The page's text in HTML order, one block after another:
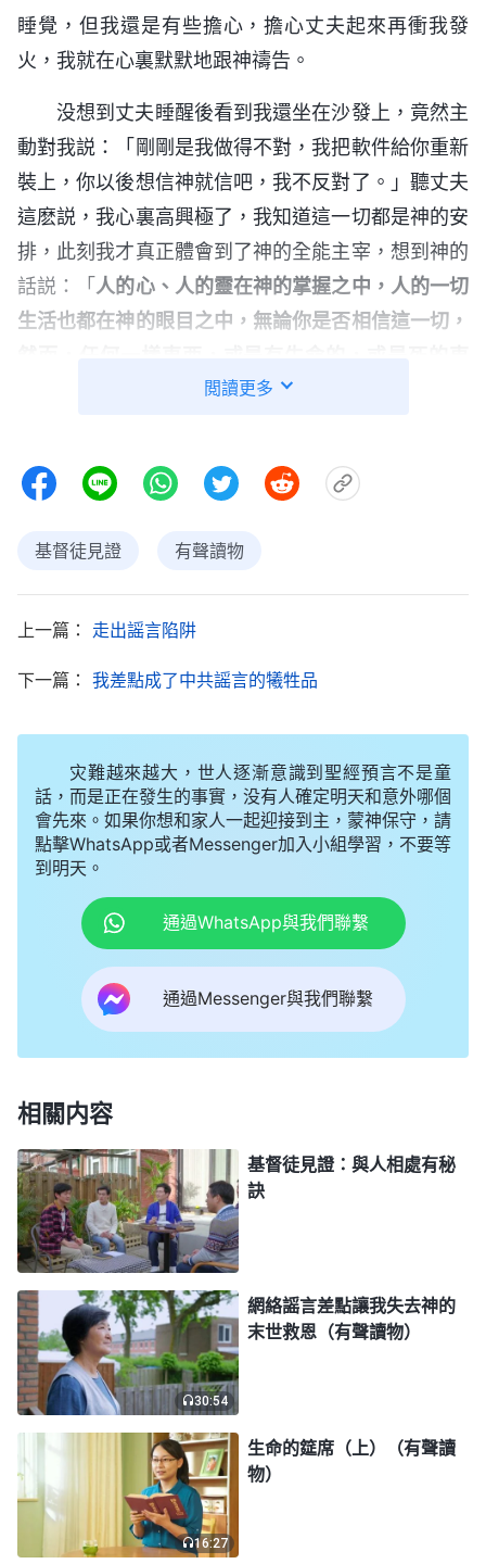
睡覺，但我還是有些擔心，擔心丈夫起來再衝我發
火，我就在心裏默默地跟神禱告。
没想到丈夫睡醒後看到我還坐在沙發上，竟然主
動對我説：「剛剛是我做得不對，我把軟件給你重新
裝上，你以後想信神就信吧，我不反對了。」聽丈夫
這麽説，我心裏高興極了，我知道這一切都是神的安
排，此刻我才真正體會到了神的全能主宰，想到神的
話説：「人的心、人的靈在神的掌握之中，人的一切
生活也都在神的眼目之中，無論你是否相信這一切，
西，都將隨着神的意念而轉動、變化、更新以至消
還是没有生命的，都在神的手中掌握，我們人的心思
夫的態度能轉變都是神的作為，是神垂聽了我的禱
告，神知道我身量小，在我最無助的時候給我信心與
勇氣，為我開闢了出路，我在心裏不停地感謝全能
神。
第二天聚會時，我把這件事跟弟兄姊妹説了，馮
姊妹聽後感慨地説：「感謝神！藉着這件事使我們看
到，神就在我們身邊，作我們隨時的依靠，只要我們
真心呼求神，神就垂聽我們的禱告，為我們開闢出
路。但同時我們也應明白，丈夫攔阻我們信神這件事
從外表看是家人在攪擾我們，但事實上這是一場激烈
的屬靈争戰呀！我們肉眼凡胎看不透事，但我們得學
會站在神話真理的角度上看事啊！」我詫异地看着姊
這時，姊妹給我讀了一段神的話：「
神看顧一個人，鑒察一個人，撒但就尾隨其後，神看
中誰，它也去看，它也尾隨其後，神想得着這個人，
它就極力地阻撓，用各種邪惡的方式試探、攪擾、摧
毁神作的工作，達到它不可告人的目的。它的目的是
什麽？它不想讓神得着任何人，它想得着神要得着的
人，讓它占有，被它控制，被它掌管，來敬拜它，與
它一同行惡，這是不是撒但的險惡用心哪？……撒但
與神争戰，尾隨神後，它的目的就是想拆毁所有神要
作的工作，占有、控制神要得着的人，它想把神要得
的人全部滅了，如果不滅的話，歸它所有，被它所
用，這就是它的目的。」
《話・卷二 關于認識神・獨
一無二的神自己 四》
閲讀更多
基督徒見證 有聲讀物
上一篇： 走出謡言陷阱
下一篇： 我差點成了中共謡言的犧牲品
灾難越來越大，世人逐漸意識到聖經預言不是童
話，而是正在發生的事實，没有人確定明天和意外哪個
會先來。如果你想和家人一起迎接到主，蒙神保守，請
點擊WhatsApp或者Messenger加入小組學習，不要等
到明天。
通過WhatsApp與我們聯繫
通過Messenger與我們聯繫
相關内容
基督徒見證：與人相處有秘
訣
30:54
網絡謡言差點讓我失去神的
末世救恩（有聲讀物）
16:27
生命的筵席（上）（有聲讀
物）